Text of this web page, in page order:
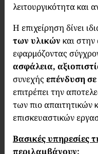
λειτουργικότητα και
Η επιχείρηση δίνει
των υλικών και
εφαρμόζοντας
ασφάλεια,
συνεχής επένδυση
επιτρέπει την
των πιο απαιτητικών
επισκευαστικών
Βασικές υπηρεσίες
περιλαμβάνουν: